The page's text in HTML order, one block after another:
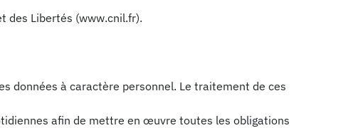
des Libertés (www.cnil.fr).
données à caractère personnel. Le traitement de ces
afin de mettre en œuvre toutes les obligations